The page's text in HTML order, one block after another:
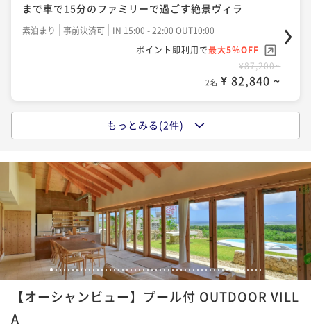
まで車で15分のファミリーで過ごす絶景ヴィラ
素泊まり 事前決済可
IN 15:00 - 22:00 OUT10:00
ポイント即利用で最大5％OFF
¥87,200~
2名 ¥ 82,840 ~
【家族同室】完全プライベート空間のプール付きオー
素泊まり 事前決済可
IN 15:00 - 22:00 OUT10:00
ポイント即利用で最大5％OFF
¥96,800~
2名 ¥ 91,960 ~
【連泊 15％OFF】2連泊以上でお得 BBQ設備完備 オ
ーシャンビューの一棟貸し絶景リゾートヴィラ
もっとみる(2件)
123456789 10 11 121314151617181920 2122232425262728293031323334 35 36 37 3839404142434445464748 4950 51
【オーシャンビュー】プール付 OUTDOOR VILL
A